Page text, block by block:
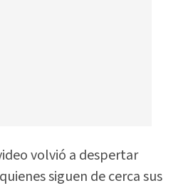
volvió a despertar
siguen de cerca sus